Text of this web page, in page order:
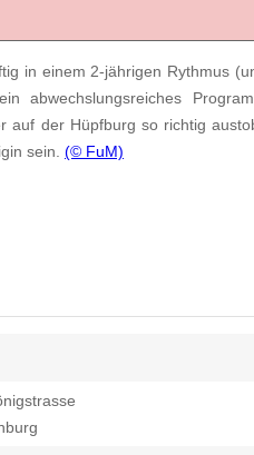
in einem 2-jährigen Rythmus
abwechslungsreiches
auf der Hüpfburg so richtig
sein. (© FuM)